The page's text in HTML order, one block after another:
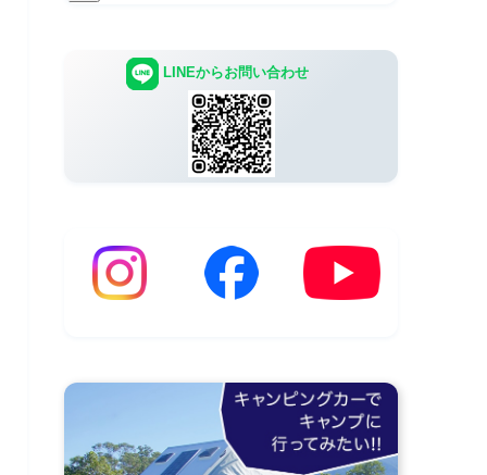
LINEからお問い合わせ